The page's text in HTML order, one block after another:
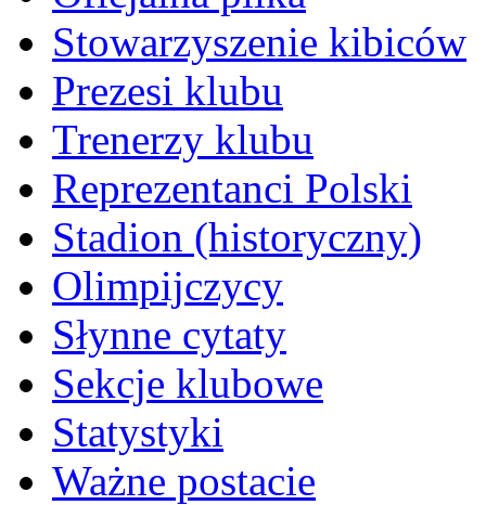
Stowarzyszenie kibiców
Prezesi klubu
Trenerzy klubu
Reprezentanci Polski
Stadion (historyczny)
Olimpijczycy
Słynne cytaty
Sekcje klubowe
Statystyki
Ważne postacie